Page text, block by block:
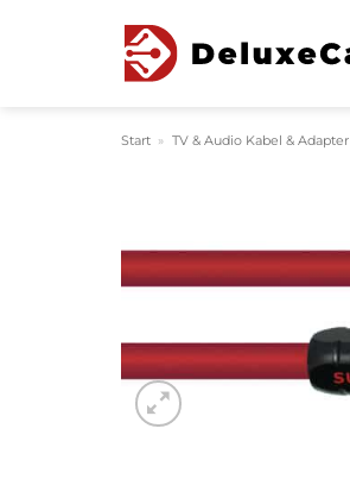
Start » TV & Audio Kabel & Adapter